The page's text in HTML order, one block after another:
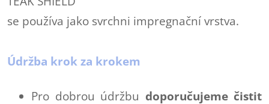
se používa jako svrchni impregnační vrstva.
Údržba krok za krokem
Pro dobrou údržbu doporučujeme čistit